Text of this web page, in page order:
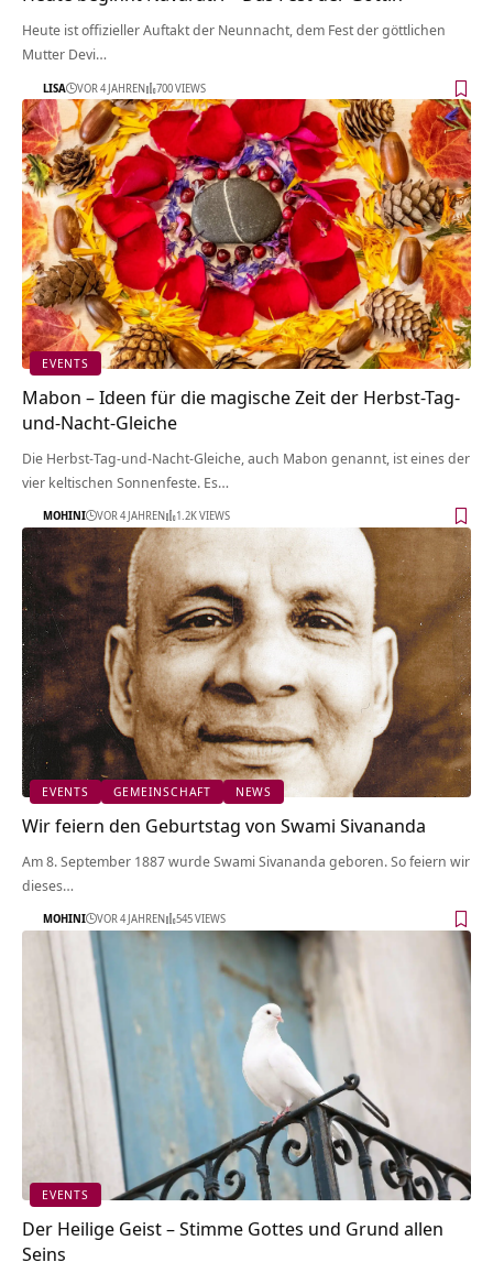
Heute ist offizieller Auftakt der Neunnacht, dem Fest der göttlichen
Mutter Devi…
LISA VOR 4 JAHREN 700 VIEWS
EVENTS
Mabon – Ideen für die magische Zeit der Herbst-Tag-
und-Nacht-Gleiche
Die Herbst-Tag-und-Nacht-Gleiche, auch Mabon genannt, ist eines der
vier keltischen Sonnenfeste. Es…
MOHINI VOR 4 JAHREN 1.2K VIEWS
EVENTS GEMEINSCHAFT NEWS
Wir feiern den Geburtstag von Swami Sivananda
Am 8. September 1887 wurde Swami Sivananda geboren. So feiern wir
dieses…
MOHINI VOR 4 JAHREN 545 VIEWS
EVENTS
Der Heilige Geist – Stimme Gottes und Grund allen
Seins